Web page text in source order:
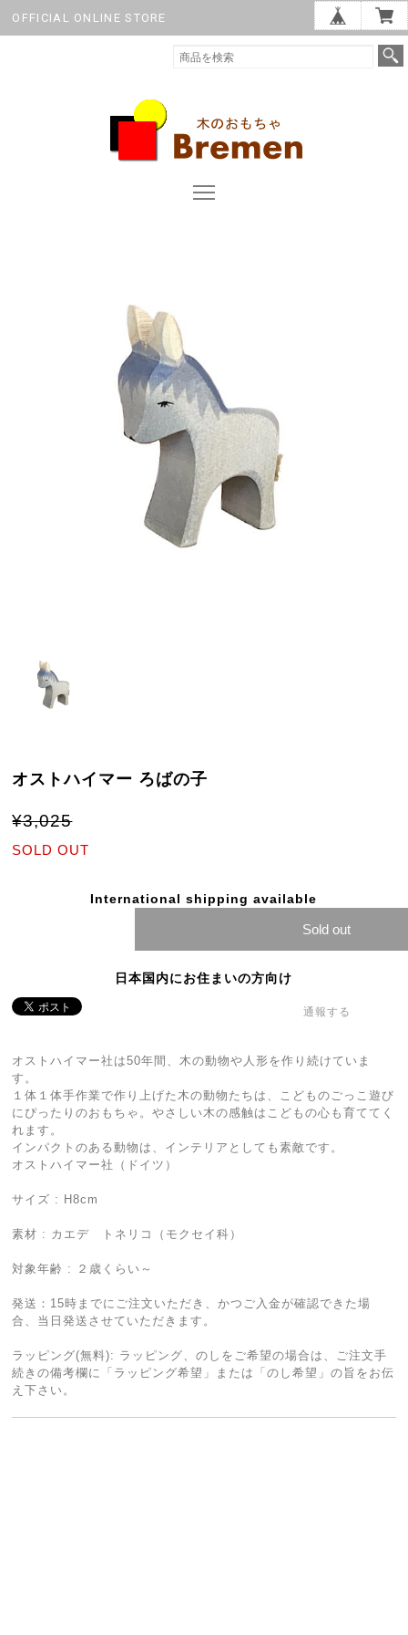
OFFICIAL ONLINE STORE
オストハイマー ろばの子
¥3,025
SOLD OUT
International shipping available
Sold out
日本国内にお住まいの方向け
通報する
オストハイマー社は50年間、木の動物や人形を作り続けていま
す。
１体１体手作業で作り上げた木の動物たちは、こどものごっこ遊び
にぴったりのおもちゃ。やさしい木の感触はこどもの心も育ててく
れます。
インパクトのある動物は、インテリアとしても素敵です。
オストハイマー社（ドイツ）
サイズ : H8cm
素材 : カエデ トネリコ（モクセイ科）
対象年齢 : ２歳くらい～
発送：15時までにご注文いただき、かつご入金が確認できた場
合、当日発送させていただきます。
ラッピング(無料): ラッピング、のしをご希望の場合は、ご注文手
続きの備考欄に「ラッピング希望」または「のし希望」の旨をお伝
え下さい。